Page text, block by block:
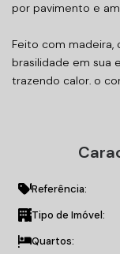
por pavimento e
Feito com
brasilidade em sua
trazendo calor, o
proporcionando
acrescentam um
A ênfase no “alto
inspirador de
Tipologias:
Apartamentos,
Referência:
Tipo de Imóvel:
Quartos: